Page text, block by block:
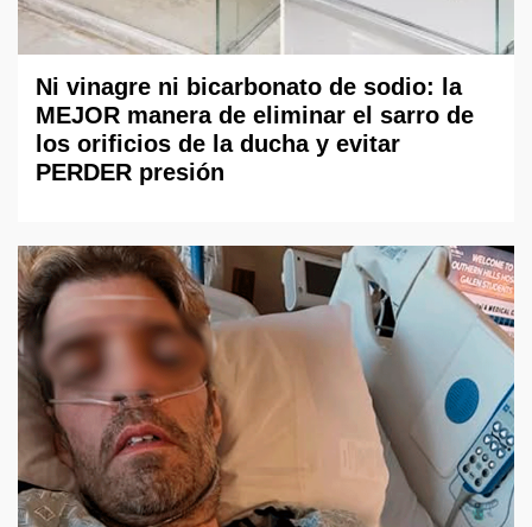
Ni vinagre ni bicarbonato de sodio: la
MEJOR manera de eliminar el sarro de
los orificios de la ducha y evitar
PERDER presión